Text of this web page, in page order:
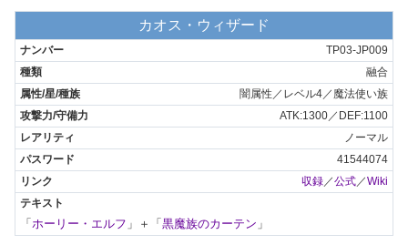
カオス・ウィザード
TP03-JP009
融合
闇属性／レベル4／魔法使い族
ATK:1300／DEF:1100
ノーマル
41544074
収録／公式／Wiki
「 ホーリー・エルフ 」＋「 黒魔族のカーテン 」